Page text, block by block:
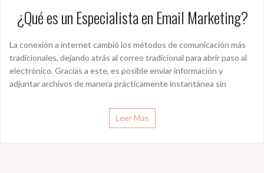
¿Qué es un Especialista en Email Marketing?
La conexión a internet cambió los métodos de comunicación más
tradicionales, dejando atrás al correo tradicional para abrir paso al
electrónico. Gracias a este, es posible enviar información y
adjuntar archivos de manera prácticamente instantánea sin
Leer Más